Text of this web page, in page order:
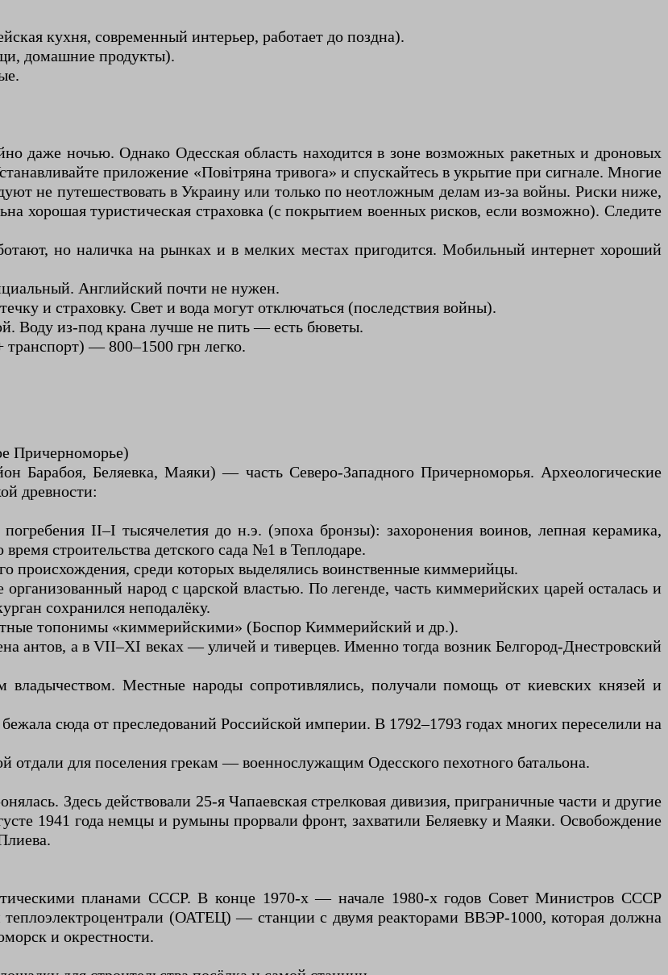
кухня, современный интерьер, работает до поздна).
домашние продукты).
даже ночью. Однако Одесская область находится в зоне возможных ракетных и дроновых
приложение «Повітряна тривога» и спускайтесь в укрытие при сигнале. Многие
не путешествовать в Украину или только по неотложным делам из-за войны. Риски ниже,
хорошая туристическая страховка (с покрытием военных рисков, если возможно). Следите
но наличка на рынках и в мелких местах пригодится. Мобильный интернет хороший
Английский почти не нужен.
и страховку. Свет и вода могут отключаться (последствия войны).
Воду из-под крана лучше не пить — есть бюветы.
— 800–1500 грн легко.
Причерноморье)
Барабоя, Беляевка, Маяки) — часть Северо-Западного Причерноморья. Археологические
древности:
II–I тысячелетия до н.э. (эпоха бронзы): захоронения воинов, лепная керамика,
строительства детского сада №1 в Теплодаре.
происхождения, среди которых выделялись воинственные киммерийцы.
народ с царской властью. По легенде, часть киммерийских царей осталась и
сохранился неподалёку.
топонимы «киммерийскими» (Боспор Киммерийский и др.).
антов, а в VII–XI веках — уличей и тиверцев. Именно тогда возник Белгород-Днестровский
Местные народы сопротивлялись, получали помощь от киевских князей и
сюда от преследований Российской империи. В 1792–1793 годах многих переселили на
для поселения грекам — военнослужащим Одесского пехотного батальона.
Здесь действовали 25-я Чапаевская стрелковая дивизия, приграничные части и другие
1941 года немцы и румыны прорвали фронт, захватили Беляевку и Маяки. Освобождение
планами СССР. В конце 1970-х — начале 1980-х годов Совет Министров СССР
теплоэлектроцентрали (ОАТЕЦ) — станции с двумя реакторами ВВЭР-1000, которая должна
и окрестности.